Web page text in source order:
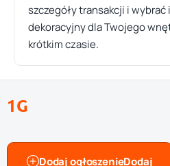
szczegóły transakcji i
dekoracyjny dla Twojego
krótkim czasie.
1G
Dodaj ogłoszenie